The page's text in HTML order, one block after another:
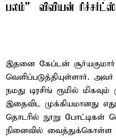
பலம்” – விவியன் ரிச்சர்ட்ஸ்
இதனை கேப்டன்
வெளிப்படுத்தியுள்ளார்.
நமது டிரசிங் ரூமில்
இதைவிட முக்கியமானது
தொடரில் நூறு போட்டிகள்
நினைவில்